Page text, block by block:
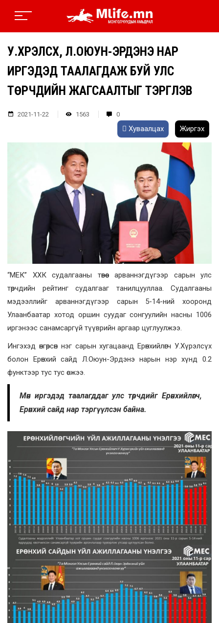
У.ХҮРЭЛСҮХ, Л.ОЮУН-ЭРДЭНЭ НАР
ИРГЭДЭД ТААЛАГДАЖ БУЙ УЛС
ТӨРЧДИЙН ЖАГСААЛТЫГ ТЭРГҮҮЛЭВ
2021-11-22 1563 0
Хуваалцах Жиргэх
“МЕК” ХХК судалгааны төвөөс арваннэгдүгээр сарын улс
төрчдийн рейтинг судалгааг танилцууллаа. Судалгааны
мэдээллийг арваннэгдүгээр сарын 5-14-ний хооронд
Улаанбаатар хотод оршин суудаг сонгуулийн насны 1006
иргэнээс санамсаргүй түүврийн аргаар цуглуулжээ.
Ингэхэд өнгөрсөн нэг сарын хугацаанд Ерөнхийлөгч У.Хүрэлсүх
болон Ерөнхий сайд Л.Оюун-Эрдэнэ нарын нэр хүнд 0.2
функтээр тус тус өсжээ.
Мөн иргэдэд таалагддаг улс төрчдийг Ерөнхийлөгч,
Ерөнхий сайд нар тэргүүлсэн байна.